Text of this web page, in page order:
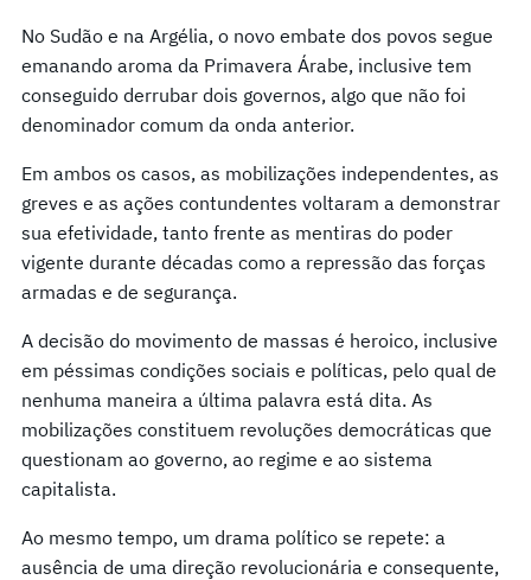
No Sudão e na Argélia, o novo embate dos povos segue
emanando aroma da Primavera Árabe, inclusive tem
conseguido derrubar dois governos, algo que não foi
denominador comum da onda anterior.
Em ambos os casos, as mobilizações independentes, as
greves e as ações contundentes voltaram a demonstrar
sua efetividade, tanto frente as mentiras do poder
vigente durante décadas como a repressão das forças
armadas e de segurança.
A decisão do movimento de massas é heroico, inclusive
em péssimas condições sociais e políticas, pelo qual de
nenhuma maneira a última palavra está dita. As
mobilizações constituem revoluções democráticas que
questionam ao governo, ao regime e ao sistema
capitalista.
Ao mesmo tempo, um drama político se repete: a
ausência de uma direção revolucionária e consequente,